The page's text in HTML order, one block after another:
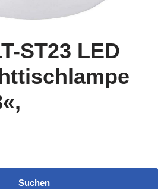
ST23 LED
Suchen